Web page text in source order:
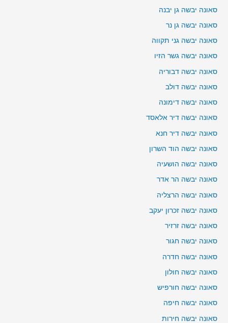
סאונה יבשה גן יבנה
סאונה יבשה גן נר
סאונה יבשה גני תקווה
סאונה יבשה גשר הזיו
סאונה יבשה דבוריה
סאונה יבשה דולב
סאונה יבשה דימונה
סאונה יבשה דיר אלאסד
סאונה יבשה דיר חנא
סאונה יבשה הוד השרון
סאונה יבשה הושעיה
סאונה יבשה הר אדר
סאונה יבשה הרצליה
סאונה יבשה זכרון יעקב
סאונה יבשה זרזיר
סאונה יבשה חגור
סאונה יבשה חדרה
סאונה יבשה חולון
סאונה יבשה חורפיש
סאונה יבשה חיפה
סאונה יבשה חירות